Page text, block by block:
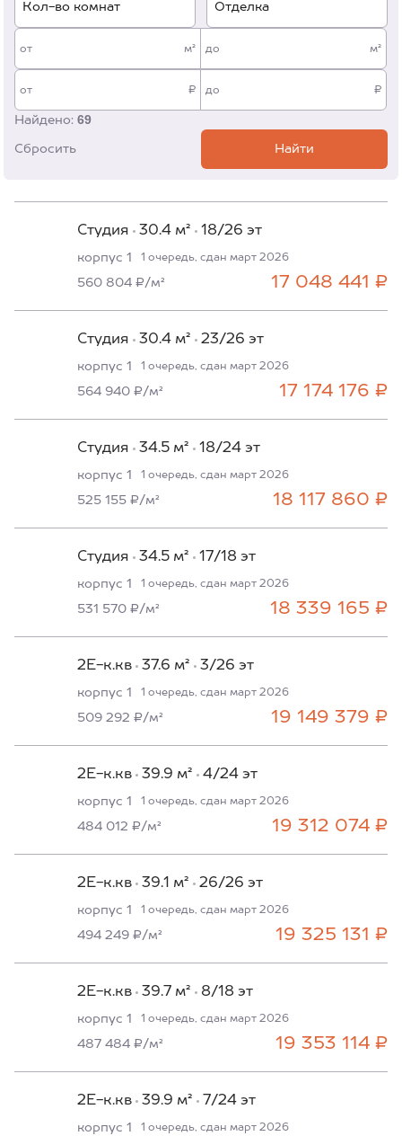
Кол-во комнат
от м² до м²
Отделка
от ₽ до ₽
Найдено: 69
Сбросить Найти
Студия 30.4 м² 18/26 эт
корпус 1 1 очередь, сдан март 2026
17 048 441 ₽
560 804 ₽/м²
Студия 30.4 м² 23/26 эт
корпус 1 1 очередь, сдан март 2026
17 174 176 ₽
564 940 ₽/м²
Студия 34.5 м² 18/24 эт
корпус 1 1 очередь, сдан март 2026
18 117 860 ₽
525 155 ₽/м²
Студия 34.5 м² 17/18 эт
корпус 1 1 очередь, сдан март 2026
18 339 165 ₽
531 570 ₽/м²
2Е-к.кв 37.6 м² 3/26 эт
корпус 1 1 очередь, сдан март 2026
19 149 379 ₽
509 292 ₽/м²
2Е-к.кв 39.9 м² 4/24 эт
корпус 1 1 очередь, сдан март 2026
19 312 074 ₽
484 012 ₽/м²
2Е-к.кв 39.1 м² 26/26 эт
корпус 1 1 очередь, сдан март 2026
19 325 131 ₽
494 249 ₽/м²
2Е-к.кв 39.7 м² 8/18 эт
корпус 1 1 очередь, сдан март 2026
19 353 114 ₽
487 484 ₽/м²
2Е-к.кв 39.9 м² 7/24 эт
корпус 1 1 очередь, сдан март 2026